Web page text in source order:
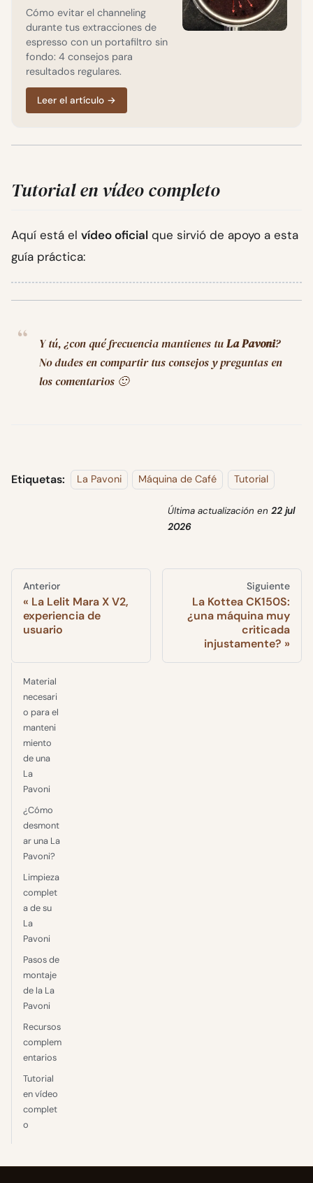
Cómo evitar el channeling
durante tus extracciones de
espresso con un portafiltro sin
fondo: 4 consejos para
resultados regulares.
Leer el artículo →
Tutorial en vídeo completo
Aquí está el vídeo oficial que sirvió de apoyo a esta
guía práctica:
Y tú, ¿con qué frecuencia mantienes tuLa Pavoni?
No dudes en compartir tus consejos y preguntas en
los comentarios 🙂
Etiquetas: La Pavoni Máquina de Café Tutorial
Última actualización en 22 jul
2026
Anterior
La Lelit Mara X V2,
experiencia de
usuario
Siguiente
La Kottea CK150S:
¿una máquina muy
criticada
injustamente?
Material
necesari
o para el
manteni
miento
de una
La
Pavoni
¿Cómo
desmont
ar una La
Pavoni?
Limpieza
complet
a de su
La
Pavoni
Pasos de
montaje
de la La
Pavoni
Recursos
complem
entarios
Tutorial
en vídeo
complet
o